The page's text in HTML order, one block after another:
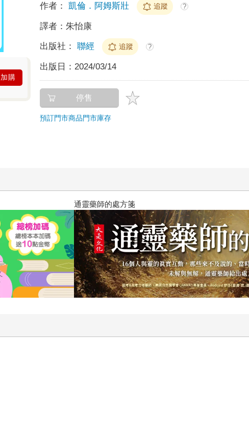
加購
作者： 凱倫．阿姆斯壯 追蹤 ?
譯者：朱怡康
出版社： 聯經 追蹤 ?
出版日： 2024/03/14
停售
預訂門市商品門市庫存
通靈藥師的處方箋